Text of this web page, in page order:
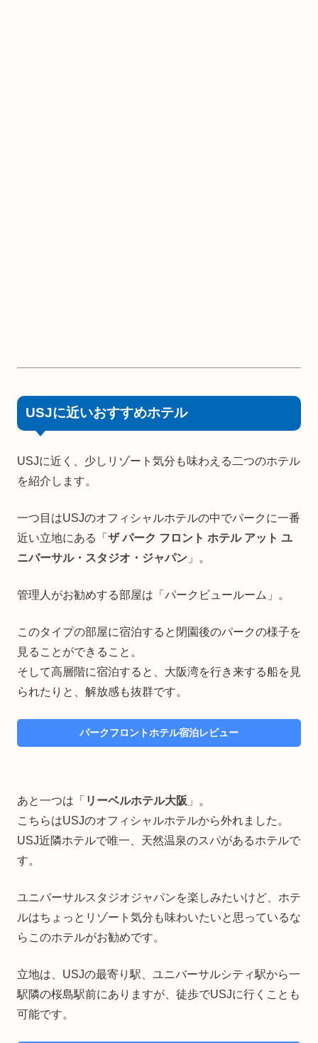
USJに近いおすすめホテル
USJに近く、少しリゾート気分も味わえる二つのホテル
を紹介します。
一つ目はUSJのオフィシャルホテルの中でパークに一番
近い立地にある「 ザ パーク フロント ホテル アット ユ
ニバーサル・スタジオ・ジャパン 」。
管理人がお勧めする部屋は「パークビュールーム」。
このタイプの部屋に宿泊すると閉園後のパークの様子を
見ることができること。
そして高層階に宿泊すると、大阪湾を行き来する船を見
られたりと、解放感も抜群です。
パークフロントホテル宿泊レビュー
あと一つは「 リーベルホテル大阪 」。
こちらはUSJのオフィシャルホテルから外れました。
USJ近隣ホテルで唯一、天然温泉のスパがあるホテルで
す。
ユニバーサルスタジオジャパンを楽しみたいけど、ホテ
ルはちょっとリゾート気分も味わいたいと思っているな
らこのホテルがお勧めです。
立地は、USJの最寄り駅、ユニバーサルシティ駅から一
駅隣の桜島駅前にありますが、徒歩でUSJに行くことも
可能です。